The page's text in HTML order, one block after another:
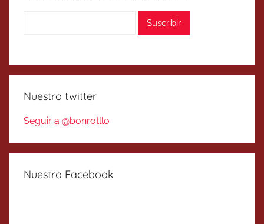
Nuestro twitter
Seguir a @bonrotllo
Nuestro Facebook